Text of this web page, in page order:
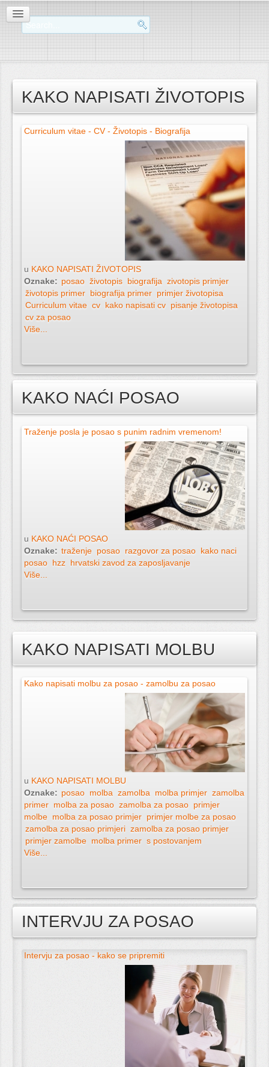
KAKO NAPISATI ŽIVOTOPIS
Curriculum vitae - CV - Životopis - Biografija
u KAKO NAPISATI ŽIVOTOPIS
Oznake: posao životopis biografija zivotopis primjer
životopis primer biografija primer primjer životopisa
Curriculum vitae cv kako napisati cv pisanje životopisa
cv za posao
Više...
KAKO NAĆI POSAO
Traženje posla je posao s punim radnim vremenom!
u KAKO NAĆI POSAO
Oznake: traženje posao razgovor za posao kako naci
posao hzz hrvatski zavod za zaposljavanje
Više...
KAKO NAPISATI MOLBU
Kako napisati molbu za posao - zamolbu za posao
u KAKO NAPISATI MOLBU
Oznake: posao molba zamolba molba primjer zamolba
primer molba za posao zamolba za posao primjer
molbe molba za posao primjer primjer molbe za posao
zamolba za posao primjeri zamolba za posao primjer
primjer zamolbe molba primer s postovanjem
Više...
INTERVJU ZA POSAO
Intervju za posao - kako se pripremiti